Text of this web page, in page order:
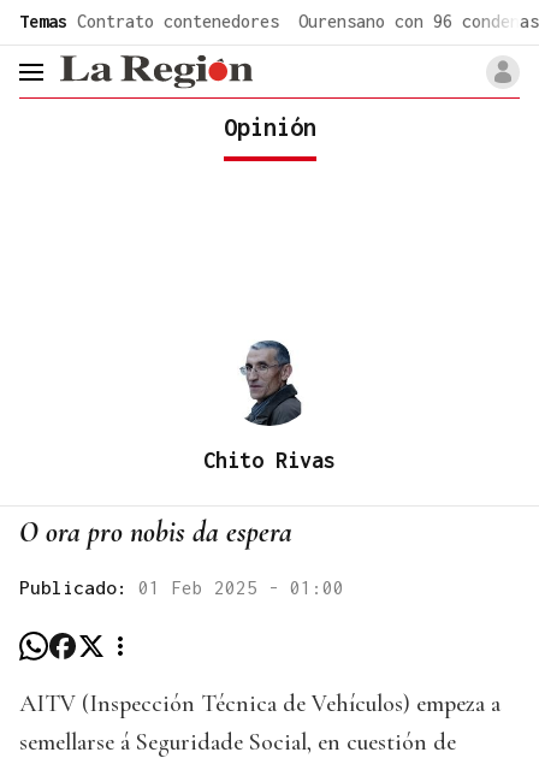
Temas Contrato contenedores Ourensano con 96 condenas
header.menu.open
Opinión
Chito Rivas
O ora pro nobis da espera
Publicado: 01 Feb 2025 - 01:00
AITV (Inspección Técnica de Vehículos) empeza a
semellarse á Seguridade Social, en cuestión de